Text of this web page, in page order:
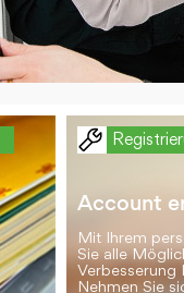
Account
Mit Ihrem
Sie alle
Verbesserung
Nehmen Sie